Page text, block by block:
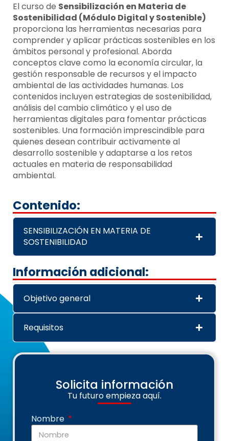
El curso de Sensibilización en Materia de
Sostenibilidad (Módulo Digital y Sostenible)
proporciona las herramientas necesarias para
comprender y aplicar prácticas sostenibles en los
ámbitos personal y profesional. Aborda
conceptos clave como la economía circular, la
gestión responsable de recursos y el impacto
ambiental de las actividades humanas. Los
contenidos incluyen estrategias de sostenibilidad,
análisis del cambio climático y el uso de
herramientas digitales para fomentar prácticas
sostenibles. Una formación imprescindible para
quienes desean contribuir activamente al
desarrollo sostenible y adaptarse a los retos
actuales en materia de responsabilidad
ambiental.
Contenido:
SENSIBILIZACIÓN EN MATERIA DE
SOSTENIBILIDAD
Información adicional:
Objetivo general
Requisitos
Solicita información
Tu futuro empieza aquí.
Nombre